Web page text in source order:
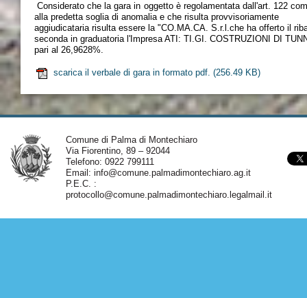
Considerato che la gara in oggetto è regolamentata dall'art. 122
alla predetta soglia di anomalia e che risulta provvisoriamente
aggiudicataria risulta essere la "CO.MA.CA. S.r.l.che ha offerto il
seconda in graduatoria l'Impresa ATI: TI.GI. COSTRUZIONI DI
pari al 26,9628%.
scarica il verbale di gara in formato pdf. (256.49 KB)
Comune di Palma di Montechiaro
Via Fiorentino, 89 – 92044
Telefono: 0922 799111
Email: info@comune.palmadimontechiaro.ag.it
P.E.C. :
protocollo@comune.palmadimontechiaro.legalmail.it